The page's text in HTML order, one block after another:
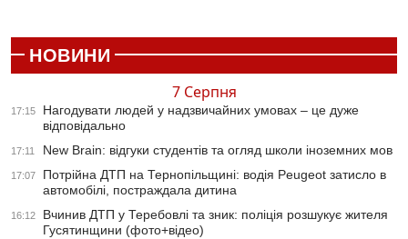
НОВИНИ
7 Серпня
17:15
Нагодувати людей у надзвичайних умовах – це дуже
відповідально
17:11 New Brain: відгуки студентів та огляд школи іноземних мов
17:07
Потрійна ДТП на Тернопільщині: водія Peugeot затисло в
автомобілі, постраждала дитина
16:12
Вчинив ДТП у Теребовлі та зник: поліція розшукує жителя
Гусятинщини (фото+відео)